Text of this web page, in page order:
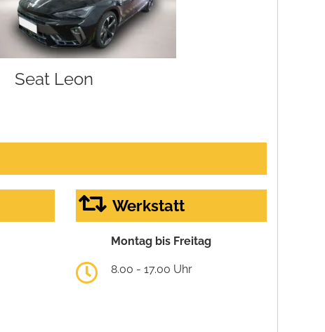
Seat Leon
Werkstatt
Montag bis Freitag
8.00 - 17.00 Uhr